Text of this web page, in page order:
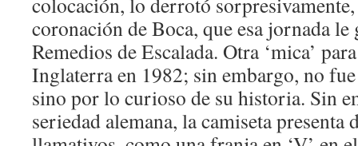
coronación de Boca, que esa jornada le
Remedios de Escalada. Otra ‘mica’
Inglaterra en 1982; sin embargo, no
sino por lo curioso de su historia. Sin
seriedad alemana, la camiseta presenta